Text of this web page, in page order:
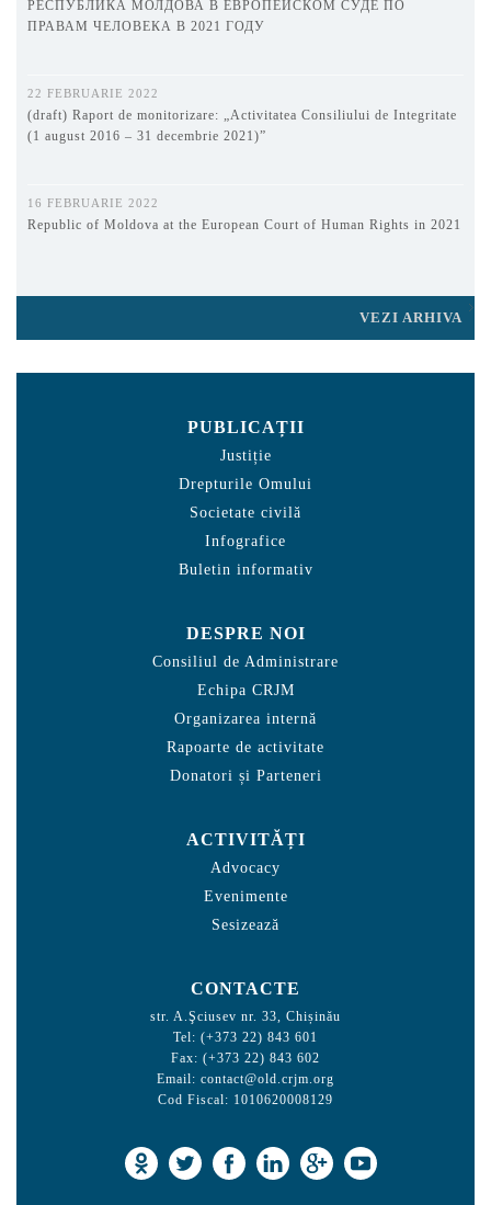
РЕСПУБЛИКА МОЛДОВА В ЕВРОПЕЙСКОМ СУДЕ ПО
ПРАВАМ ЧЕЛОВЕКА В 2021 ГОДУ
22 FEBRUARIE 2022
(draft) Raport de monitorizare: „Activitatea Consiliului de Integritate
(1 august 2016 – 31 decembrie 2021)”
16 FEBRUARIE 2022
Republic of Moldova at the European Court of Human Rights in 2021
VEZI ARHIVA
PUBLICAȚII
Justiție
Drepturile Omului
Societate civilă
Infografice
Buletin informativ
DESPRE NOI
Consiliul de Administrare
Echipa CRJM
Organizarea internă
Rapoarte de activitate
Donatori și Parteneri
ACTIVITĂȚI
Advocacy
Evenimente
Sesizează
CONTACTE
str. A.Şciusev nr. 33, Chișinău
Tel: (+373 22) 843 601
Fax: (+373 22) 843 602
Email: contact@old.crjm.org
Cod Fiscal: 1010620008129